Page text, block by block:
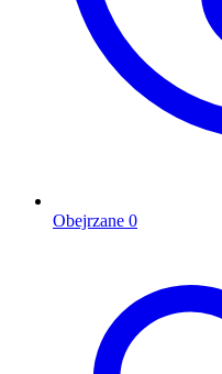
Obejrzane 0